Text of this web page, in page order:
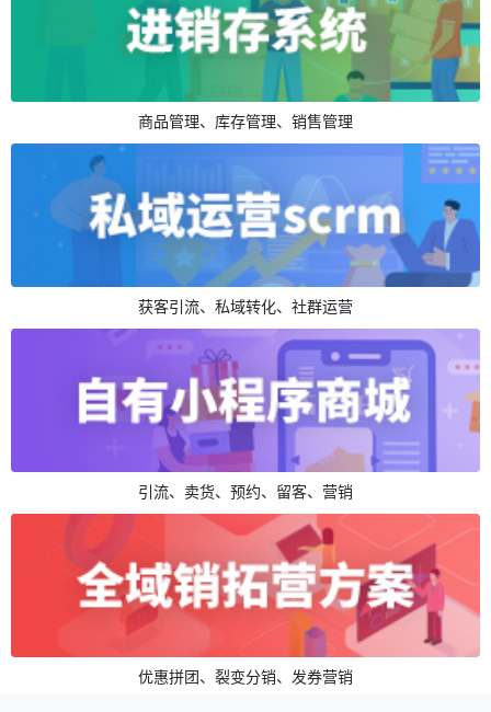
商品管理、库存管理、销售管理
获客引流、私域转化、社群运营
引流、卖货、预约、留客、营销
优惠拼团、裂变分销、发券营销